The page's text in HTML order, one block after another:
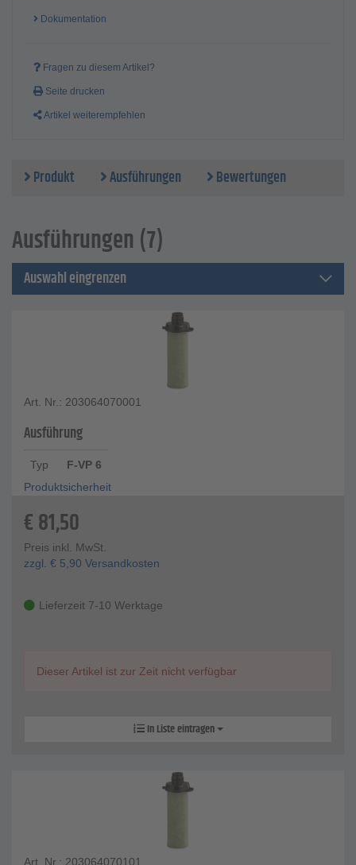
Dokumentation
Fragen zu diesem Artikel?
Seite drucken
Artikel weiterempfehlen
Produkt Ausführungen Bewertungen
Ausführungen (7)
Auswahl eingrenzen
Art. Nr.: 203064070001
Ausführung
Typ
F-VP 6
Produktsicherheit
€81,50
Preis inkl. MwSt.
zzgl. € 5,90 Versandkosten
Lieferzeit 7-10 Werktage
Dieser Artikel ist zur Zeit nicht verfügbar
In Liste eintragen
Art. Nr.: 203064070101